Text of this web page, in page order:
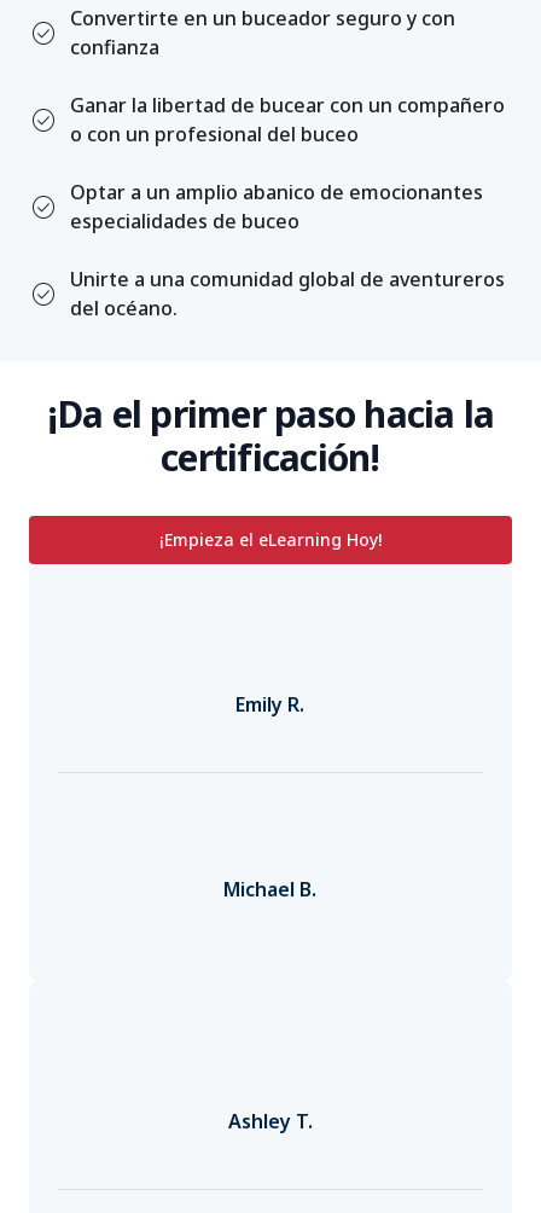
check_circle
Convertirte en un buceador seguro y con
confianza
check_circle
Ganar la libertad de bucear con un compañero
o con un profesional del buceo
check_circle
Optar a un amplio abanico de emocionantes
especialidades de buceo
check_circle
Unirte a una comunidad global de aventureros
del océano.
¡Da el primer paso hacia la
certificación!
¡Empieza el eLearning Hoy!
Emily R.
Michael B.
Ashley T.